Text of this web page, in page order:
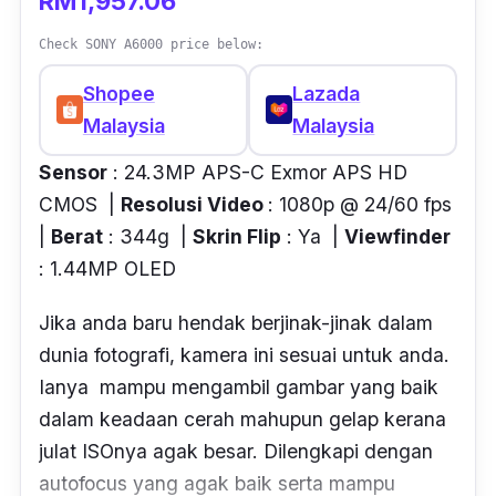
Check SONY A6000 price below:
Shopee
Malaysia
Lazada
Malaysia
Sensor : 24.3MP APS-C Exmor APS HD
CMOS | Resolusi Video : 1080p @ 24/60 fps
Berat : 344g | Skrin Flip : Ya | Viewfinder
: 1.44MP OLED
Jika anda baru hendak berjinak-jinak dalam
dunia fotografi, kamera ini sesuai untuk anda.
Ianya mampu mengambil gambar yang baik
dalam keadaan cerah mahupun gelap kerana
julat ISOnya agak besar. Dilengkapi dengan
autofocus yang agak baik serta mampu